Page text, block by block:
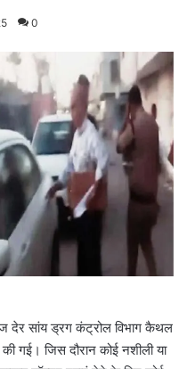
0
देर सांय ड्रग कंट्रोल विभाग कैथल
गई। जिस दौरान कोई नशीली या